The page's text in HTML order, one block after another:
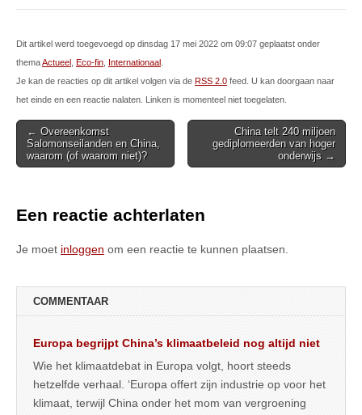
Dit artikel werd toegevoegd op dinsdag 17 mei 2022 om 09:07 geplaatst onder
themaActueel Eco-fin Internationaal
Je kan de reacties op dit artikel volgen via de RSS 2.0 feed. U kan doorgaan naar
het einde en een reactie nalaten. Linken is momenteel niet toegelaten.
Post
navigation
← Overeenkomst
Salomonseilanden en China,
waarom (of waarom niet)?
China telt 240 miljoen
gediplomeerden van hoger
onderwijs →
Een reactie achterlaten
Je moet inloggen om een reactie te kunnen plaatsen.
COMMENTAAR
Europa begrijpt China’s klimaatbeleid nog altijd niet
Wie het klimaatdebat in Europa volgt, hoort steeds
hetzelfde verhaal. ‘Europa offert zijn industrie op voor het
klimaat, terwijl China onder het mom van vergroening